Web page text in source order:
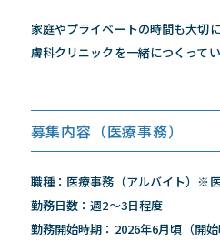
家庭やプライベートの時間も大切
膚科クリニックを一緒につくって
募集内容（医療事務）
職種：医療事務（アルバイト）※
勤務日数：週2～3日程度
勤務開始時期：2026年6月頃（開始